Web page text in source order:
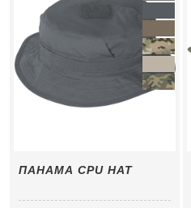
ПАНАМА CPU HAT